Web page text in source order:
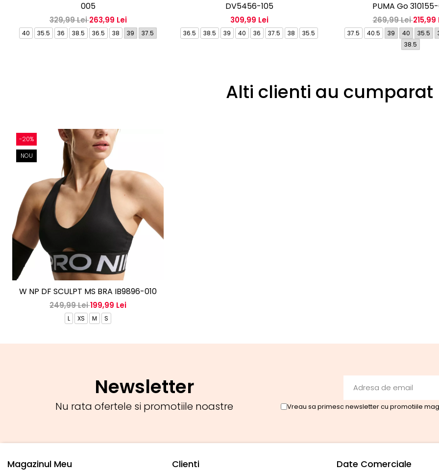
005
329,99 Lei263,99 Lei
40 35.5 36 38.5 36.5 38 39 37.5
DV5456-105
309,99 Lei
36.5 38.5 39 40 36 37.5 38 35.5
PUMA Go
269,99 Lei215,99
37.5 40.5 39 40 35.5
38.5
Alti clienti au cumparat
-20%
NOU
W NP DF SCULPT MS BRA IB9896-010
249,99 Lei199,99 Lei
L XS M S
Newsletter
Nu rata ofertele si promotiile noastre Vreau sa primesc newsletter cu promotiile
Magazinul Meu Clienti Date Comerciale